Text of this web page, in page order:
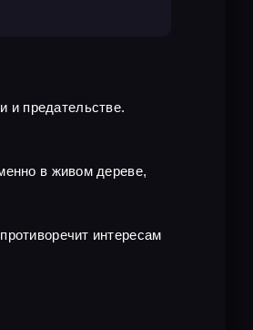
и предательстве.
в живом дереве,
интересам